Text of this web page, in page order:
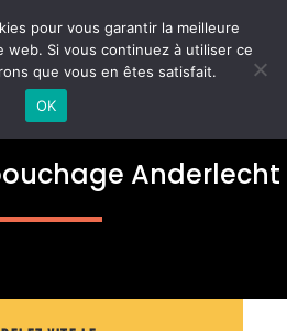
Anderlecht
pour vous garantir la meilleure
Si vous continuez à utiliser ce
que vous en êtes satisfait.
OK